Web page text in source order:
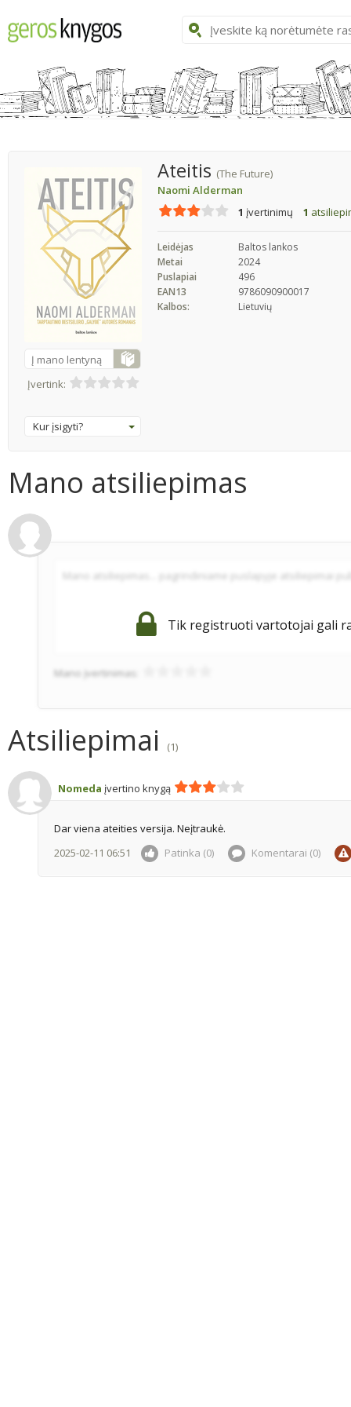
Į mano lentyną
Įvertink:
Kur įsigyti?
Ateitis (The Future)
Naomi Alderman
1 įvertinimų 1
Leidėjas
Baltos lankos
Metai
2024
Puslapiai
496
EAN13
9786090900017
Kalbos:
Lietuvių
Mano atsiliepimas
Tik registruoti vartotojai gali
Mano įvertinimas:
Atsiliepimai (1)
Nomeda įvertino knygą
Dar viena ateities versija. Neįtraukė.
2025-02-11 06:51
Patinka (0) Komentarai (0)